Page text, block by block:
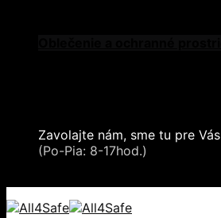
Zavolajte nám, sme tu pre Vás
(Po-Pia: 8-17hod.)